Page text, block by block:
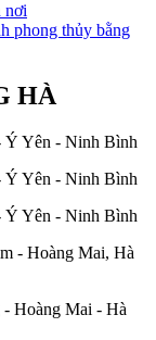
nơi
phong thủy bằng
HÀ
Yên - Ninh Bình
Yên - Ninh Bình
Yên - Ninh Bình
- Hoàng Mai, Hà
- Hoàng Mai - Hà